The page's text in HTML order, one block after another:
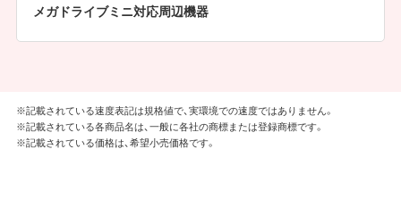
メガドライブミニ対応周辺機器
※記載されている速度表記は規格値で、実環境での速度ではありません。
※記載されている各商品名は、一般に各社の商標または登録商標です。
※記載されている価格は、希望小売価格です。